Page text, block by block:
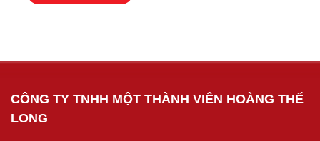
CÔNG TY TNHH MỘT THÀNH VIÊN HOÀNG THẾ
LONG